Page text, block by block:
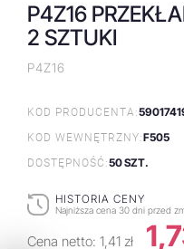
P4Z16
2 SZTUKI
P4Z16
KOD PRODUCENTA:
KOD WEWNĘTRZNY:F505
DOSTĘPNOŚĆ:50 SZT.
HISTORIA CENY
Najniższa cena 30 dni przed
Cena netto: 1,41 zł